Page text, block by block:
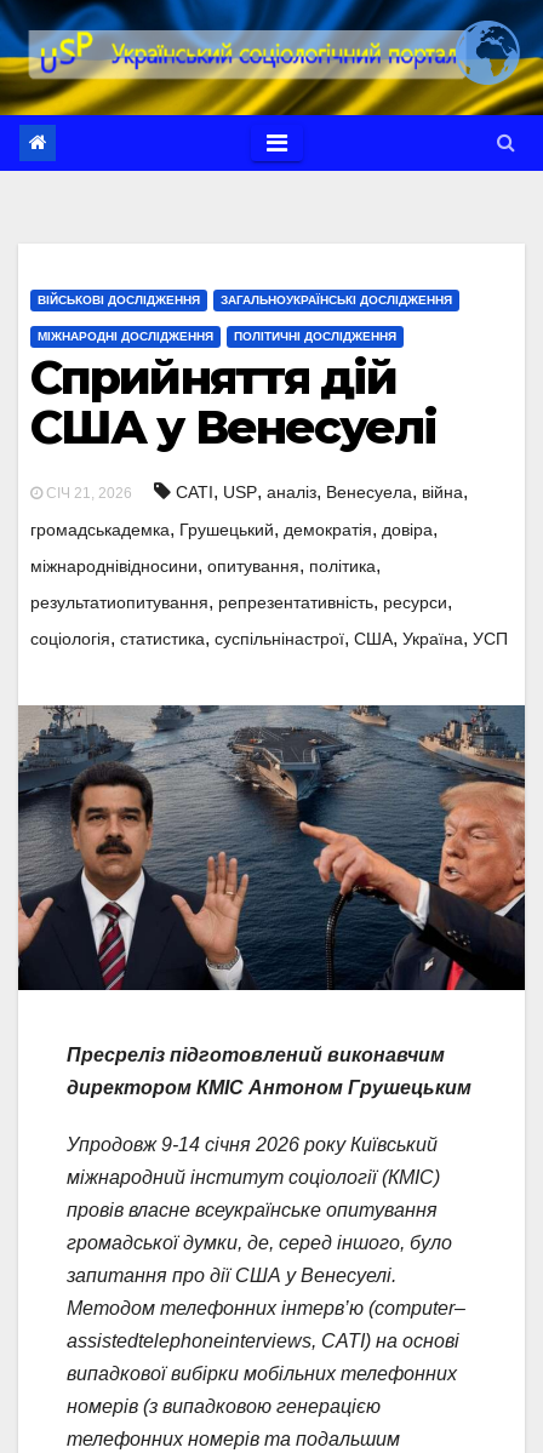
Перейти
до
вмісту
ВІЙСЬКОВІ ДОСЛІДЖЕННЯ ЗАГАЛЬНОУКРАЇНСЬКІ ДОСЛІДЖЕННЯ
МІЖНАРОДНІ ДОСЛІДЖЕННЯ ПОЛІТИЧНІ ДОСЛІДЖЕННЯ
Сприйняття дій
США у Венесуелі
СІЧ 21, 2026 CATI, USP, аналіз, Венесуела, війна,
громадськадемка, Грушецький, демократія, довіра,
міжнароднівідносини, опитування, політика,
результатиопитування, репрезентативність, ресурси,
соціологія, статистика, суспільнінастрої, США, Україна, УСП
Пресреліз підготовлений виконавчим
директором КМІС Антоном Грушецьким
Упродовж 9-14 січня 2026 року Київський
міжнародний інститут соціології (КМІС)
провів власне всеукраїнське опитування
громадської думки, де, серед іншого, було
запитання про дії США у Венесуелі.
Методом телефонних інтерв’ю (computer–
assistedtelephoneinterviews, CATI) на основі
випадкової вибірки мобільних телефонних
номерів (з випадковою генерацією
телефонних номерів та подальшим